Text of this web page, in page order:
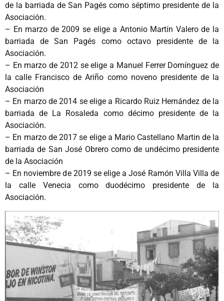
de la barriada de San Pagés como séptimo presidente de la
Asociación.
– En marzo de 2009 se elige a Antonio Martín Valero de la
barriada de San Pagés como octavo presidente de la
Asociación.
– En marzo de 2012 se elige a Manuel Ferrer Domínguez de
la calle Francisco de Ariño como noveno presidente de la
Asociación
– En marzo de 2014 se elige a Ricardo Ruiz Hernández de la
barriada de La Rosaleda como décimo presidente de la
Asociación.
– En marzo de 2017 se elige a Mario Castellano Martin de la
barriada de San José Obrero como de undécimo presidente
de la Asociación
– En noviembre de 2019 se elige a José Ramón Villa Villa de
la calle Venecia como duodécimo presidente de la
Asociación.